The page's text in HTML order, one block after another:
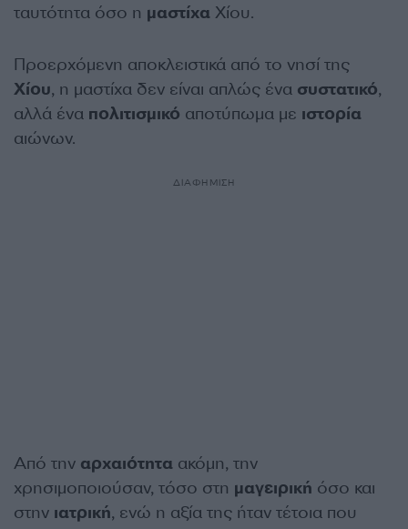
ταυτότητα όσο η μαστίχα Χίου.
Προερχόμενη αποκλειστικά από το νησί της
Χίου, η μαστίχα δεν είναι απλώς ένα συστατικό,
αλλά ένα πολιτισμικό αποτύπωμα με ιστορία
αιώνων.
ΔΙΑΦΗΜΙΣΗ
Από την αρχαιότητα ακόμη, την
χρησιμοποιούσαν, τόσο στη μαγειρική όσο και
στην ιατρική, ενώ η αξία της ήταν τέτοια που